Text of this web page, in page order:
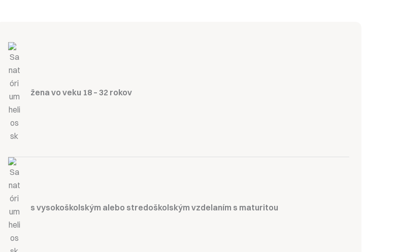
žena vo veku 18 – 32 rokov
s vysokoškolským alebo stredoškolským vzdelaním s maturitou